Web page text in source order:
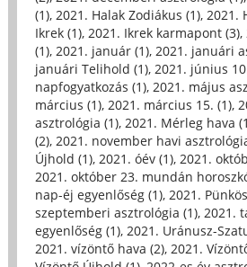
(1), 2021. Halak Zodiákus (1), 2021.
Ikrek (1), 2021. Ikrek karmapont (3),
(1), 2021. január (1), 2021. januári
januári Telihold (1), 2021. június
napfogyatkozás (1), 2021. május
március (1), 2021. március 15. (1),
asztrológia (1), 2021. Mérleg hava
(2), 2021. november havi
Újhold (1), 2021. óév (1), 2021.
2021. október 23. mundán
nap-éj egyenlőség (1), 2021.
szeptemberi asztrológia (1), 2021.
egyenlőség (1), 2021. Uránusz-
2021. vízöntő hava (2), 2021.